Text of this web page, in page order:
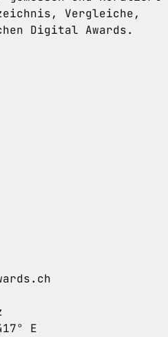
Vergleiche,
Digital Awards.
E